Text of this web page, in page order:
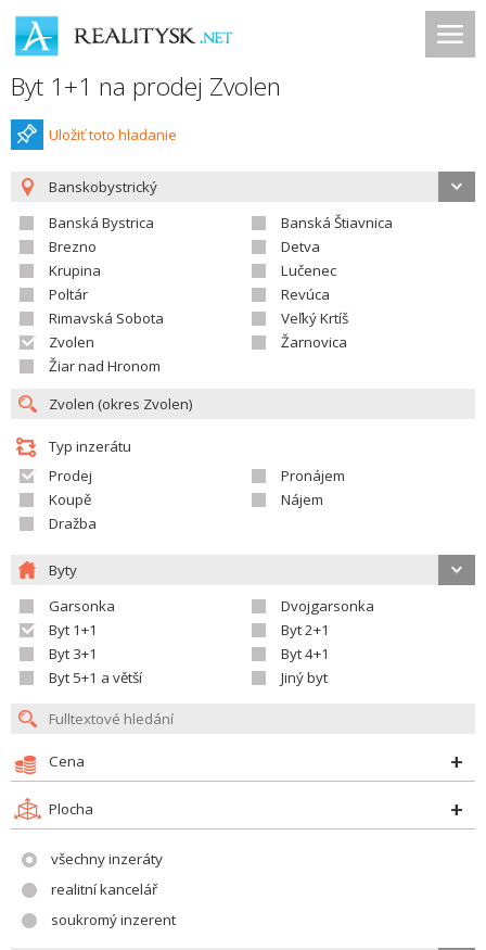
Byt 1+1 na prodej Zvolen
Uložiť toto hladanie
Banskobystrický
Banská Bystrica
Banská Štiavnica
Brezno
Detva
Krupina
Lučenec
Poltár
Revúca
Rimavská Sobota
Veľký Krtíš
Zvolen
Žarnovica
Žiar nad Hronom
Typ inzerátu
Prodej
Pronájem
Koupě
Nájem
Dražba
Byty
Garsonka
Dvojgarsonka
Byt 1+1
Byt 2+1
Byt 3+1
Byt 4+1
Byt 5+1 a větší
Jiný byt
Cena
Plocha
všechny inzeráty
realitní kancelář
soukromý inzerent